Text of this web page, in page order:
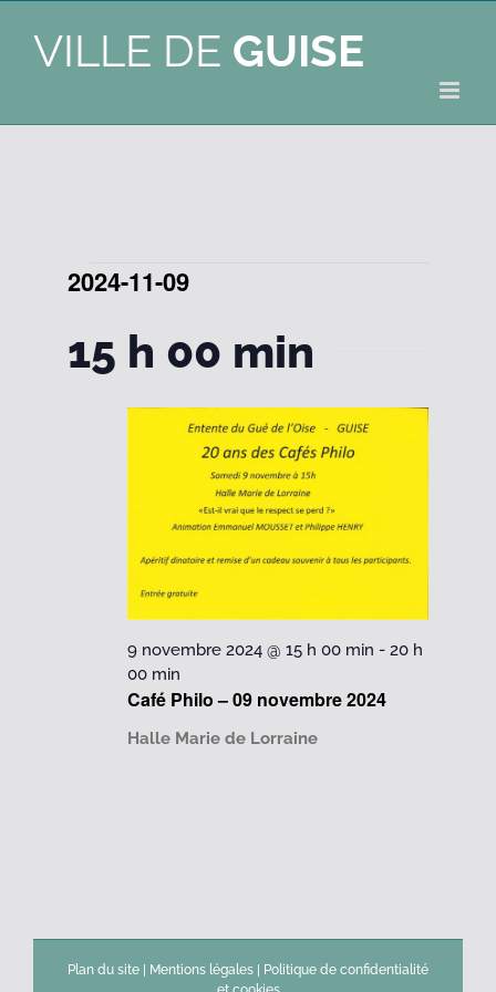
VILLE DE GUISE
Évènements
for
novembre
2024-11-09
date.
15 h 00 min
Café Philo – 09 novembre 2024
9 novembre 2024 @ 15 h 00 min -20 h
00 min
Halle Marie de Lorraine
Plan du site Mentions légales
Politique de confidentialité